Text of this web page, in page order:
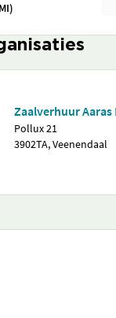
Zaalverhuur Aaras
Pollux 21
3902TA, Veenendaal